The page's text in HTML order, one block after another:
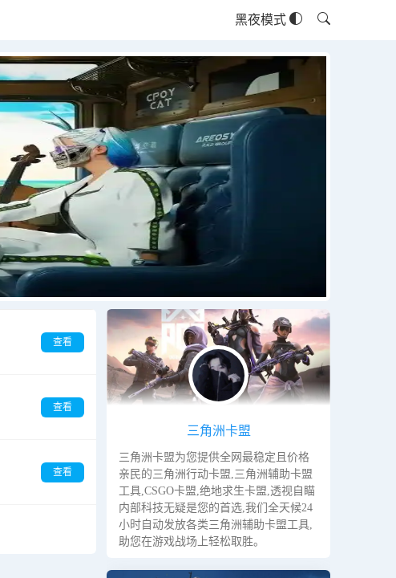
黑夜模式
查看
查看
查看
三角洲卡盟
三角洲卡盟为您提供全网最稳定且价格
亲民的三角洲行动卡盟,三角洲辅助卡盟
工具,CSGO卡盟,绝地求生卡盟,透视自瞄
内部科技无疑是您的首选,我们全天候24
小时自动发放各类三角洲辅助卡盟工具,
助您在游戏战场上轻松取胜。